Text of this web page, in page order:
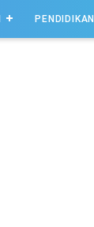
PENDIDIKAN